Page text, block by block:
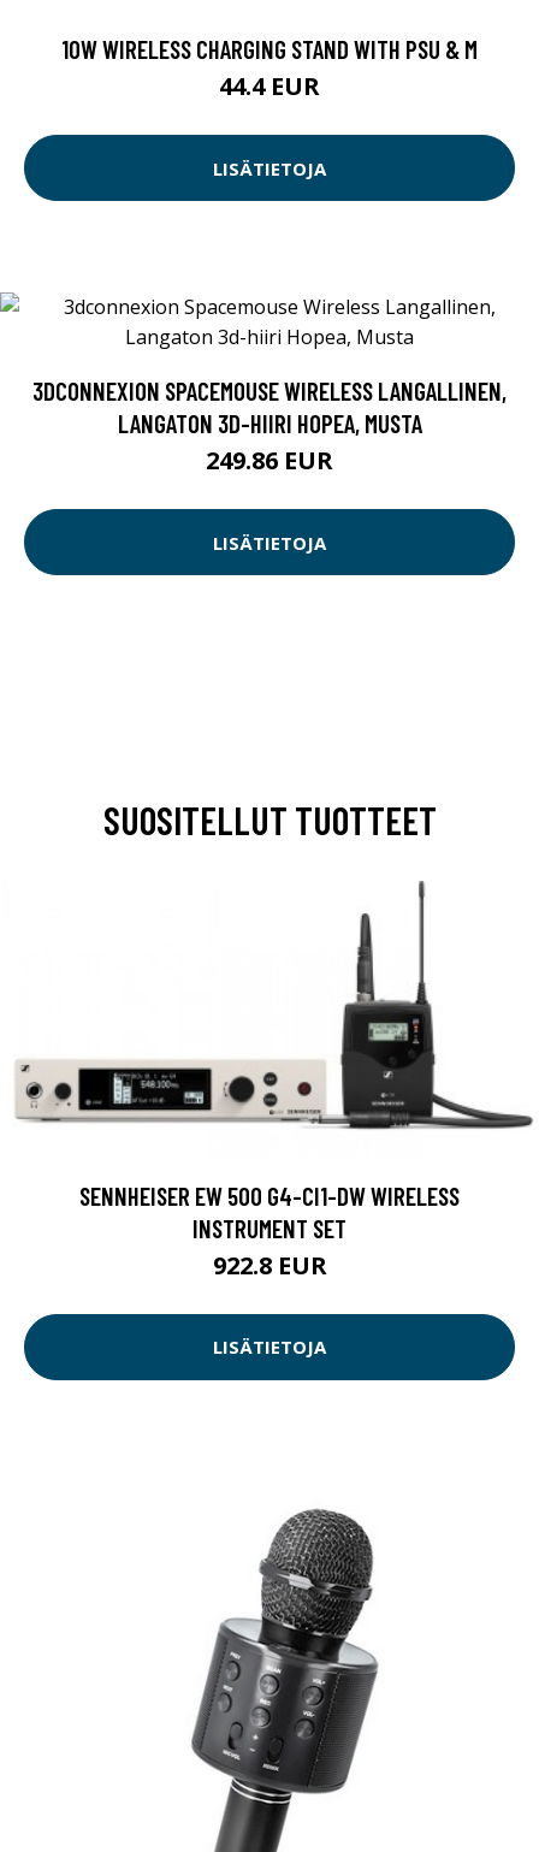
10W WIRELESS CHARGING STAND WITH PSU & M
44.4 EUR
LISÄTIETOJA
3DCONNEXION SPACEMOUSE WIRELESS LANGALLINEN,
LANGATON 3D-HIIRI HOPEA, MUSTA
249.86 EUR
LISÄTIETOJA
SUOSITELLUT TUOTTEET
SENNHEISER EW 500 G4-CI1-DW WIRELESS
INSTRUMENT SET
922.8 EUR
LISÄTIETOJA